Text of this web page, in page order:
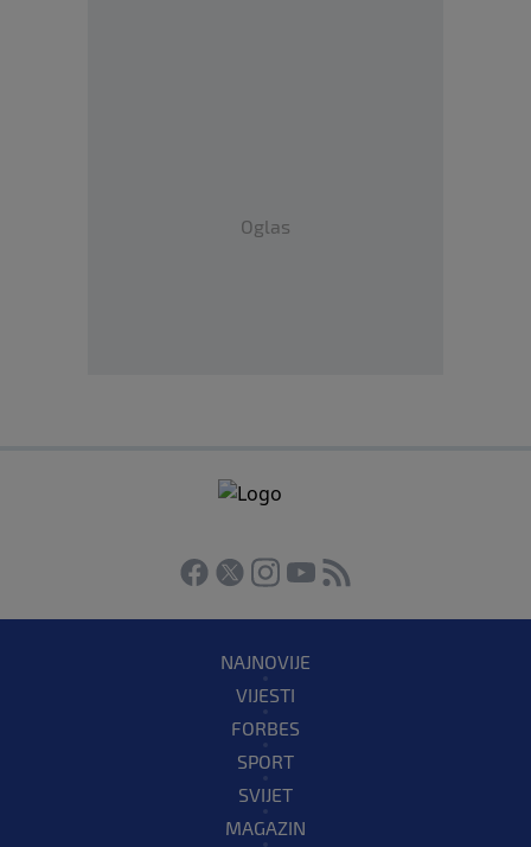
Oglas
NAJNOVIJE
VIJESTI
FORBES
SPORT
SVIJET
MAGAZIN